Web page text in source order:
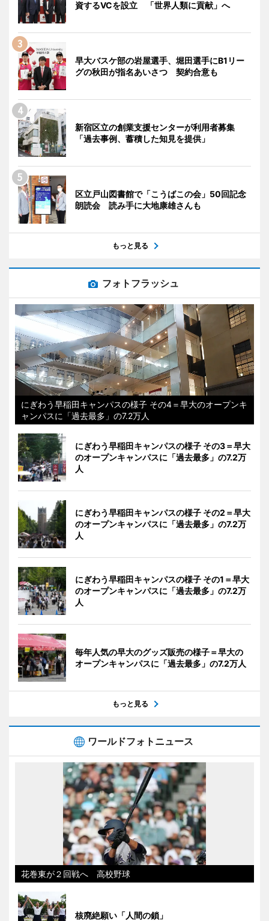
資するVCを設立 「世界人類に貢献」へ
早大バスケ部の岩屋選手、堀田選手にB1リー
グの秋田が指名あいさつ 契約合意も
新宿区立の創業支援センターが利用者募集
「過去事例、蓄積した知見を提供」
区立戸山図書館で「こうばこの会」50回記念
朗読会 読み手に大地康雄さんも
もっと見る
フォトフラッシュ
にぎわう早稲田キャンパスの様子 その4＝早大のオープンキ
ャンパスに「過去最多」の7.2万人
にぎわう早稲田キャンパスの様子 その3＝早大
のオープンキャンパスに「過去最多」の7.2万
人
にぎわう早稲田キャンパスの様子 その2＝早大
のオープンキャンパスに「過去最多」の7.2万
人
にぎわう早稲田キャンパスの様子 その1＝早大
のオープンキャンパスに「過去最多」の7.2万
人
毎年人気の早大のグッズ販売の様子＝早大の
オープンキャンパスに「過去最多」の7.2万人
もっと見る
ワールドフォトニュース
花巻東が２回戦へ 高校野球
核廃絶願い「人間の鎖」